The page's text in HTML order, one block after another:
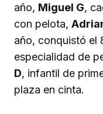
año, Miguel G,
con pelota,
año, conquistó el
especialidad de
D, infantil de
plaza en cinta.